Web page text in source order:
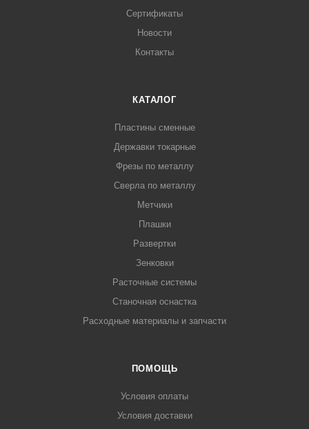
Сертификаты
Новости
Контакты
КАТАЛОГ
Пластины сменные
Державки токарные
Фрезы по металлу
Сверла по металлу
Метчики
Плашки
Развертки
Зенковки
Расточные системы
Станочная оснастка
Расходные материалы и запчасти
ПОМОЩЬ
Условия оплаты
Условия доставки